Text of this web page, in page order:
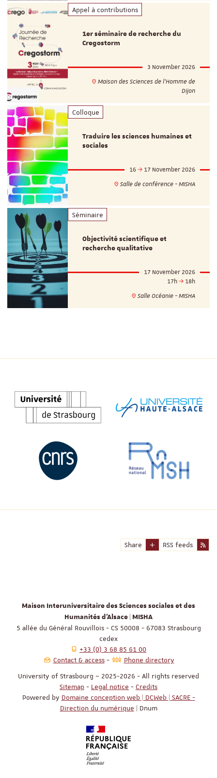
Appel à contributions
1er séminaire de recherche du
Cregostorm
3 November 2026
Maison des Sciences de l'Homme de
Dijon
Colloque
Traduire les sciences humaines et
sociales
16
17 November 2026
Salle de conférence - MISHA
Séminaire
Objectivité scientifique et
recherche qualitative
17 November 2026
17h
18h
Salle Océanie - MISHA
Share RSS feeds
Maison Interuniversitaire des Sciences sociales et des
Humanités d'Alsace | MISHA
5 allée du Général Rouvillois - CS 50008 - 67083 Strasbourg
cedex
+33 (0) 3 68 85 61 00
Contact & access
Phone directory
University of Strasbourg – 2025-2026 - All rights reserved
Sitemap - Legal notice - Credits
Powered by Domaine conception web | DCWeb | SACRE -
Direction du numérique | Dnum